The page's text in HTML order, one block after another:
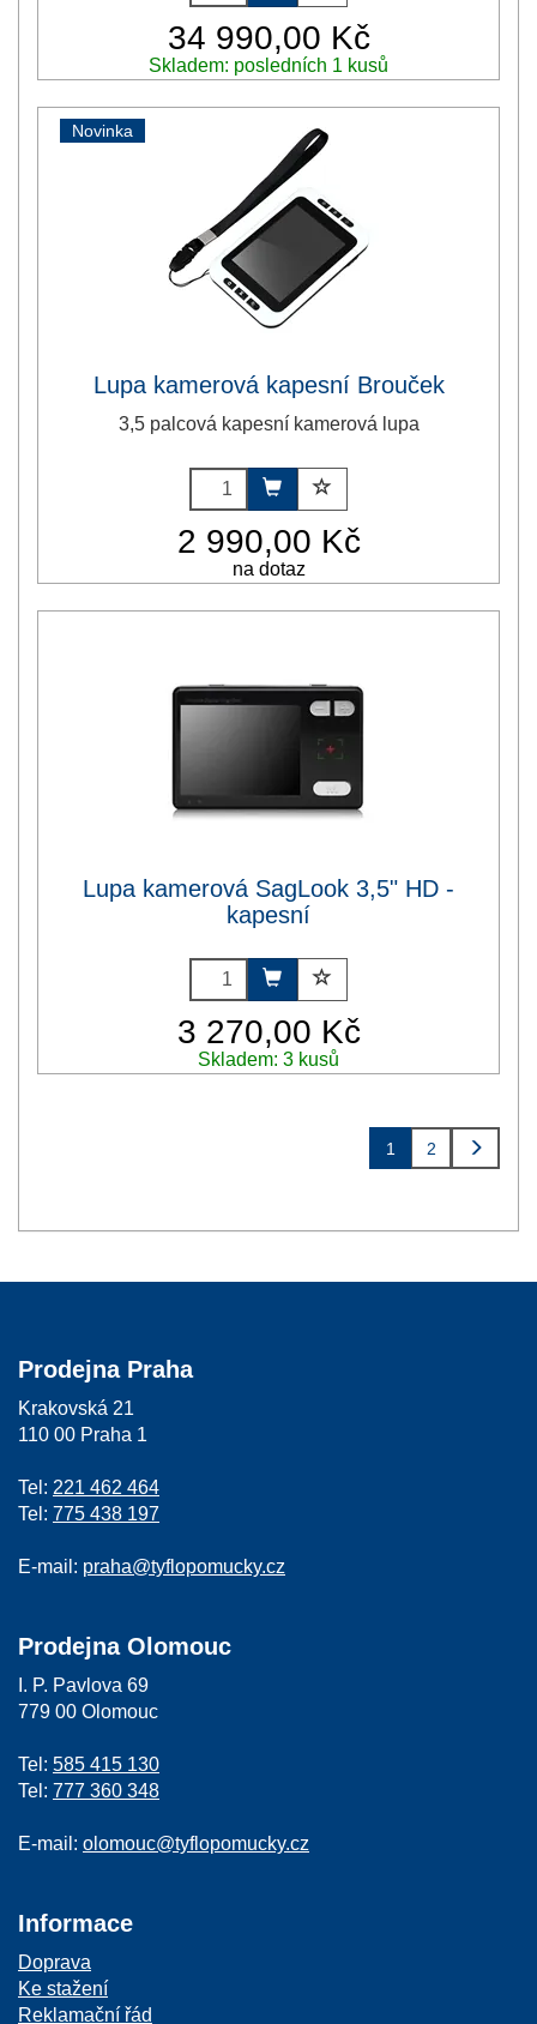
34 990,00 Kč
Skladem: posledních 1 kusů
Novinka
Lupa kamerová kapesní Brouček
3,5 palcová kapesní kamerová lupa
2 990,00 Kč
na dotaz
Lupa kamerová SagLook 3,5" HD -
kapesní
3 270,00 Kč
Skladem: 3 kusů
1 2
Prodejna Praha
Krakovská 21
110 00 Praha 1
Tel: 221 462 464
Tel: 775 438 197
E-mail: praha@tyflopomucky.cz
Prodejna Olomouc
I. P. Pavlova 69
779 00 Olomouc
Tel: 585 415 130
Tel: 777 360 348
E-mail: olomouc@tyflopomucky.cz
Informace
Doprava
Ke stažení
Reklamační řád